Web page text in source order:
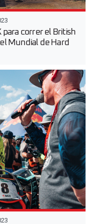
para correr el British
Mundial de Hard